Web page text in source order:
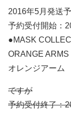
2016年5月発送
予約受付開始：
●MASK
ORANGE
オレンジアーム
ですが
予約受付終了：